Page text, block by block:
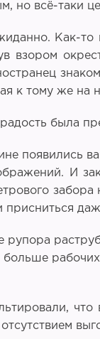
но всё-таки
Как-
взором
к тому же на
была
появились
И
присниться